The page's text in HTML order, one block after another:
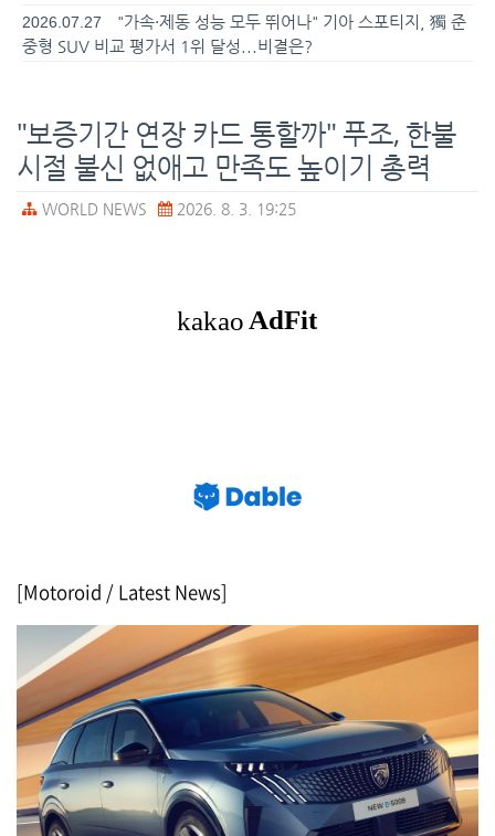
2026.07.27
"가속·제동 성능 모두 뛰어나" 기아 스포티지, 獨 준
중형 SUV 비교 평가서 1위 달성...비결은?
"보증기간 연장 카드 통할까" 푸조, 한불
시절 불신 없애고 만족도 높이기 총력
WORLD NEWS 2026. 8. 3. 19:25
[Motoroid / Latest News]